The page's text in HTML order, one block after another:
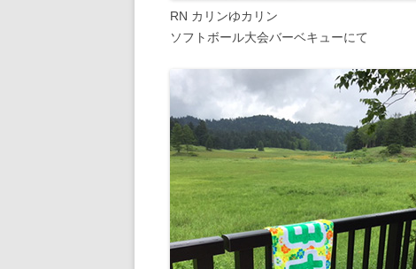
RN カリンゆカリン
ソフトボール大会バーベキューにて